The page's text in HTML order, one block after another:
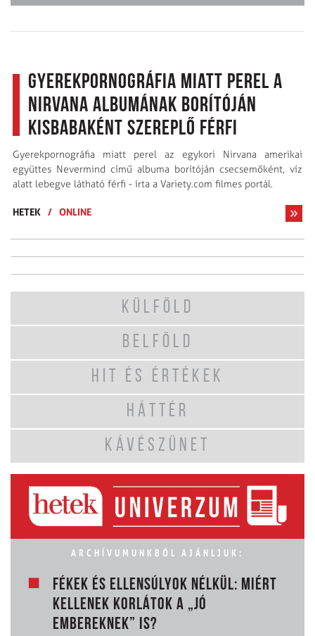
Gyerekpornográfia miatt perel a
Nirvana albumának borítóján
kisbabaként szereplő férfi
Gyerekpornográfia miatt perel az egykori Nirvana amerikai
együttes Nevermind című albuma borítóján csecsemőként, víz
alatt lebegve látható férfi - írta a Variety.com filmes portál.
HETEK / ONLINE
KÜLFÖLD
BELFÖLD
HIT ÉS ÉRTÉKEK
HÁTTÉR
KÁVÉSZÜNET
ARCHÍVUMUNKBÓL AJÁNLJUK:
FÉKEK ÉS ELLENSÚLYOK NÉLKÜL: MIÉRT
KELLENEK KORLÁTOK A „JÓ
EMBEREKNEK” IS?